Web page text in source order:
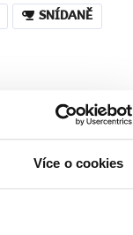
Více o cookies
SNÍDANĚ